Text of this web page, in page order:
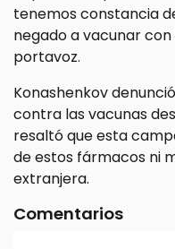
tenemos constancia
negado a vacunar
portavoz.
Konashenkov
contra las vacunas
resaltó que esta
de estos fármacos ni
extranjera.
Comentarios